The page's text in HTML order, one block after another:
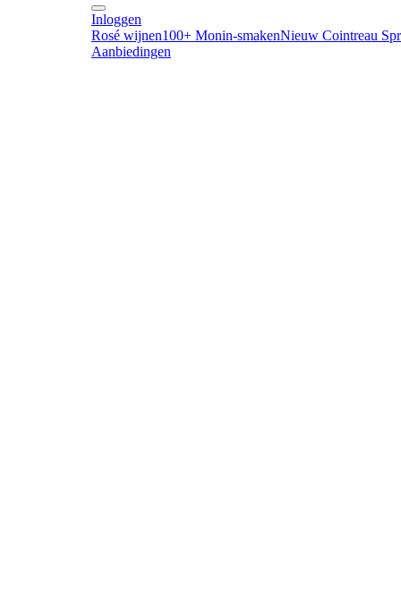
Inloggen
Rosé wijnen100+ Monin-smakenNieuw Cointreau
Aanbiedingen